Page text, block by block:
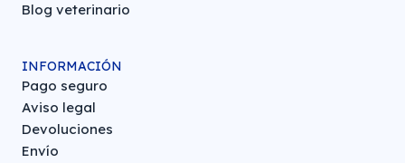
Blog veterinario
INFORMACIÓN
Pago seguro
Aviso legal
Devoluciones
Envío